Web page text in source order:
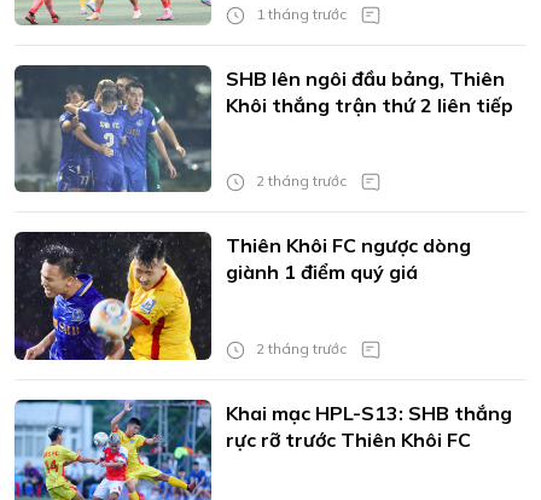
1 tháng trước
SHB lên ngôi đầu bảng, Thiên
Khôi thắng trận thứ 2 liên tiếp
2 tháng trước
Thiên Khôi FC ngược dòng
giành 1 điểm quý giá
2 tháng trước
Khai mạc HPL-S13: SHB thắng
rực rỡ trước Thiên Khôi FC